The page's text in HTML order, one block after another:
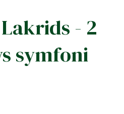
- 2
symfoni